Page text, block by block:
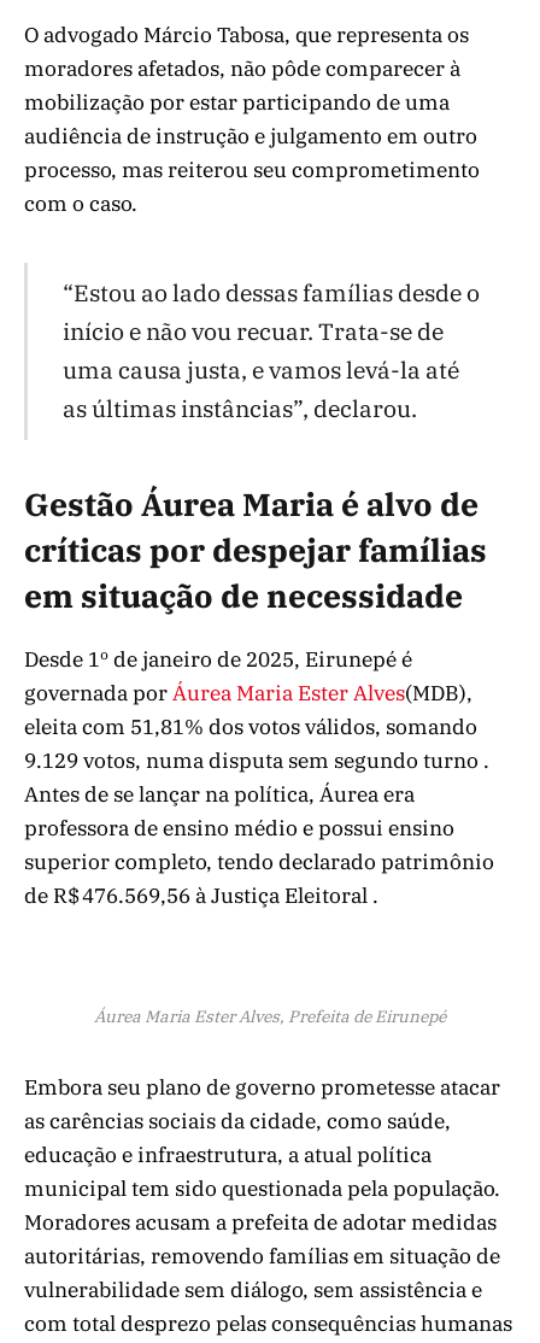
O advogado Márcio Tabosa, que representa os
moradores afetados, não pôde comparecer à
mobilização por estar participando de uma
audiência de instrução e julgamento em outro
processo, mas reiterou seu comprometimento
com o caso.
“Estou ao lado dessas famílias desde o
início e não vou recuar. Trata-se de
uma causa justa, e vamos levá-la até
as últimas instâncias”, declarou.
Gestão Áurea Maria é alvo de
críticas por despejar famílias
em situação de necessidade
Desde 1º de janeiro de 2025, Eirunepé é
governada porÁurea Maria Ester Alves(MDB),
eleita com 51,81% dos votos válidos, somando
9.129 votos, numa disputa sem segundo turno .
Antes de se lançar na política, Áurea era
professora de ensino médio e possui ensino
superior completo, tendo declarado patrimônio
de R$ 476.569,56 à Justiça Eleitoral .
Áurea Maria Ester Alves, Prefeita de Eirunepé
Embora seu plano de governo prometesse atacar
as carências sociais da cidade, como saúde,
educação e infraestrutura, a atual política
municipal tem sido questionada pela população.
Moradores acusam a prefeita de adotar medidas
autoritárias, removendo famílias em situação de
vulnerabilidade sem diálogo, sem assistência e
com total desprezo pelas consequências humanas